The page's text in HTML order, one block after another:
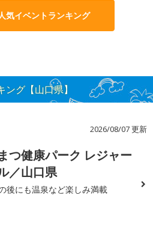
気イベントランキング
グ【山口県】
2026/08/07 更新
つ健康パーク レジャー
／山口県
後にも温泉など楽しみ満載